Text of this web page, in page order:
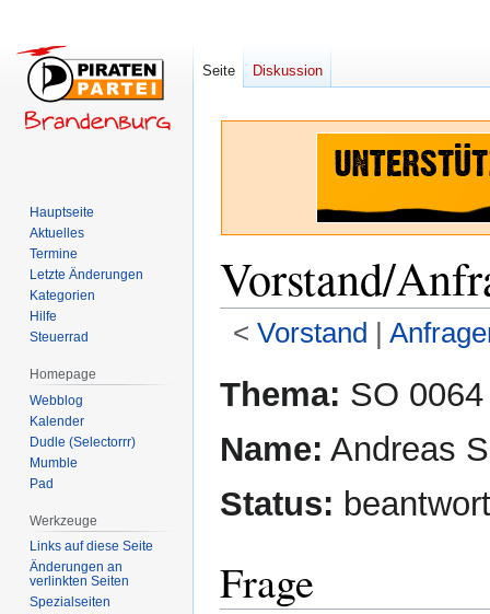
Vorstand/
< Vorstand ‎ |
Navigation
Suche
Thema: SO 0064
Name: Andreas
Status:
Frage
Seite Diskussion
Hauptseite
Aktuelles
Termine
Letzte Änderungen
Kategorien
Hilfe
Steuerrad
Homepage
Webblog
Kalender
Dudle (Selectorrr)
Mumble
Pad
Werkzeuge
Links auf diese Seite
Änderungen an
verlinkten Seiten
Spezialseiten